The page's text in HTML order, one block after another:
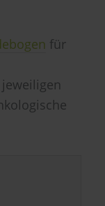
für